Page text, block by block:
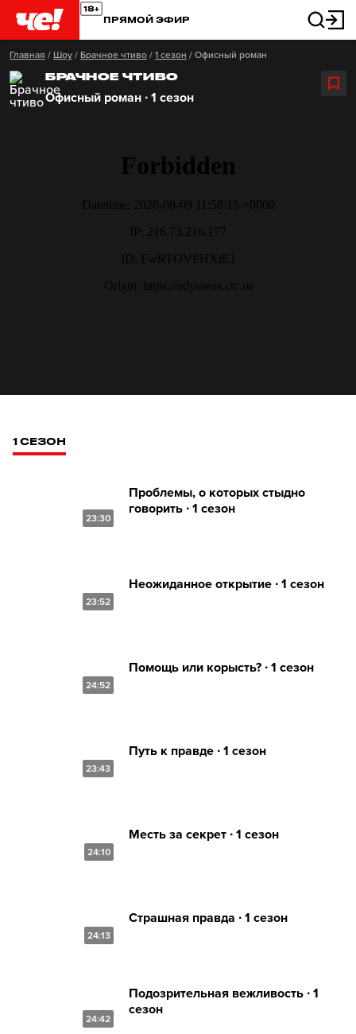
ПРЯМОЙ ЭФИР
Главная / Шоу / Брачное чтиво / 1 сезон / Офисный роман
БРАЧНОЕ ЧТИВО
Офисный роман ∙ 1 сезон
1 СЕЗОН
23:30
Проблемы, о которых стыдно
говорить ∙ 1 сезон
23:52
Неожиданное открытие ∙ 1 сезон
24:52
Помощь или корысть? ∙ 1 сезон
23:43
Путь к правде ∙ 1 сезон
24:10
Месть за секрет ∙ 1 сезон
24:13
Страшная правда ∙ 1 сезон
24:42
Подозрительная вежливость ∙ 1
сезон